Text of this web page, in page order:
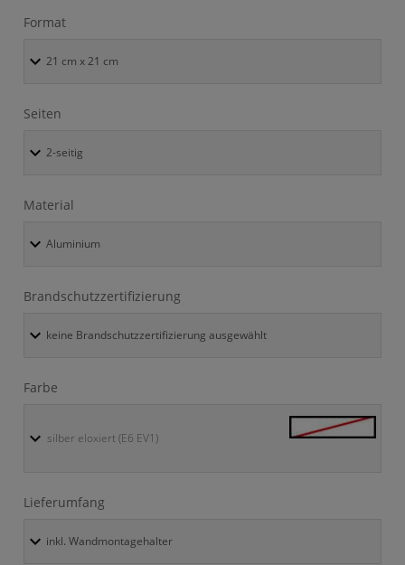
Format
Seiten
Material
Brandschutzzertifizierung
Farbe
silber eloxiert (E6 EV1)
Lieferumfang